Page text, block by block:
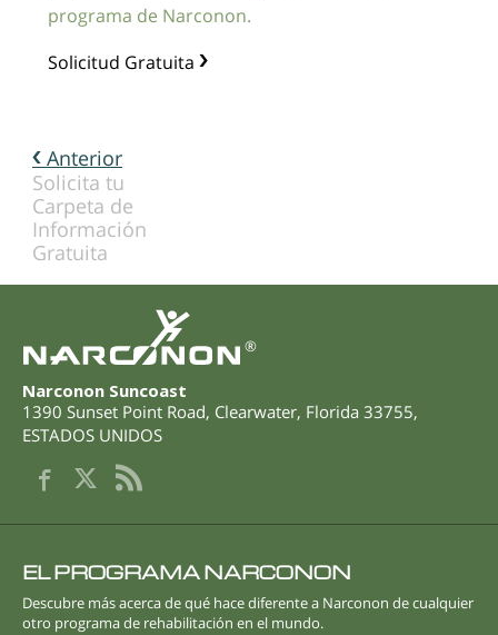
programa de Narconon.
Solicitud Gratuita
Anterior
Solicita tu
Carpeta de
Información
Gratuita
®
Narconon Suncoast
1390 Sunset Point Road, Clearwater, Florida 33755,
ESTADOS UNIDOS
EL PROGRAMA NARCONON
Descubre más acerca de qué hace diferente a Narconon de cualquier
otro programa de rehabilitación en el mundo.